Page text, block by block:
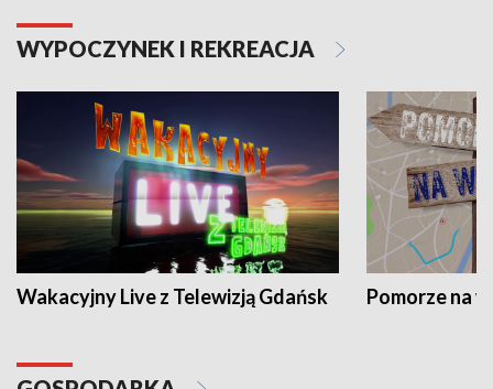
WYPOCZYNEK I REKREACJA
Wakacyjny Live z Telewizją Gdańsk Pomorze na